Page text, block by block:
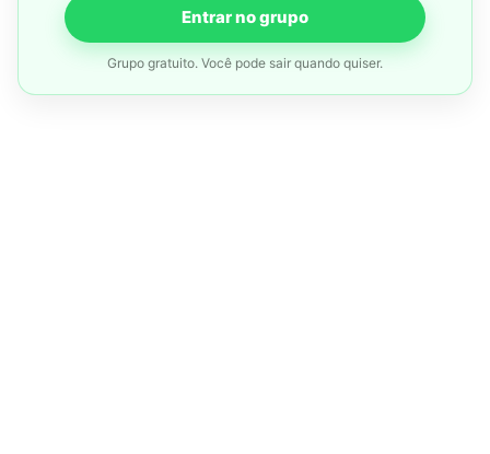
Entrar no grupo
Grupo gratuito. Você pode sair quando quiser.